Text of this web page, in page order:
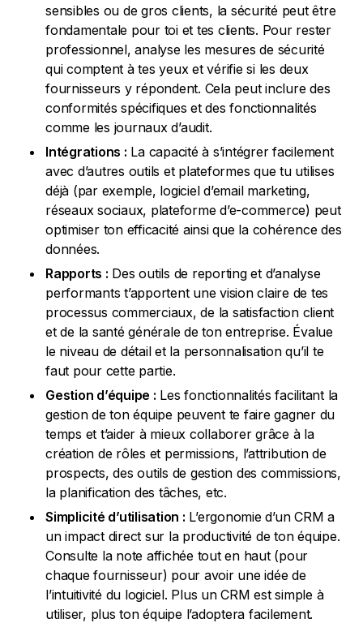
sensibles ou de gros clients, la sécurité peut être
fondamentale pour toi et tes clients. Pour rester
professionnel, analyse les mesures de sécurité
qui comptent à tes yeux et vérifie si les deux
fournisseurs y répondent. Cela peut inclure des
conformités spécifiques et des fonctionnalités
comme les journaux d’audit.
Intégrations : La capacité à s’intégrer facilement
avec d’autres outils et plateformes que tu utilises
déjà (par exemple, logiciel d’email marketing,
réseaux sociaux, plateforme d’e-commerce) peut
optimiser ton efficacité ainsi que la cohérence des
données.
Rapports : Des outils de reporting et d’analyse
performants t’apportent une vision claire de tes
processus commerciaux, de la satisfaction client
et de la santé générale de ton entreprise. Évalue
le niveau de détail et la personnalisation qu’il te
faut pour cette partie.
Gestion d’équipe : Les fonctionnalités facilitant la
gestion de ton équipe peuvent te faire gagner du
temps et t’aider à mieux collaborer grâce à la
création de rôles et permissions, l’attribution de
prospects, des outils de gestion des commissions,
la planification des tâches, etc.
Simplicité d’utilisation : L’ergonomie d’un CRM a
un impact direct sur la productivité de ton équipe.
Consulte la note affichée tout en haut (pour
chaque fournisseur) pour avoir une idée de
l’intuitivité du logiciel. Plus un CRM est simple à
utiliser, plus ton équipe l’adoptera facilement.